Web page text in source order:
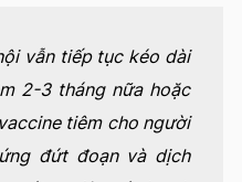
vẫn tiếp tục kéo dài
2-3 tháng nữa hoặc
tiêm cho người
đứt đoạn và dịch